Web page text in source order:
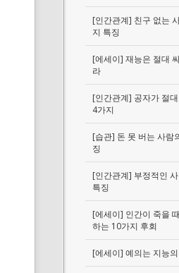
[인간관계] 친구 없는
지 특징
[에세이] 재능은 절대
라
[인간관계] 공자가 절
4가지
[습관] 돈 못 버는 사람
징
[인간관계] 부정적인
특징
[에세이] 인간이 죽을
하는 10가지 후회
[에세이] 예의는 지능